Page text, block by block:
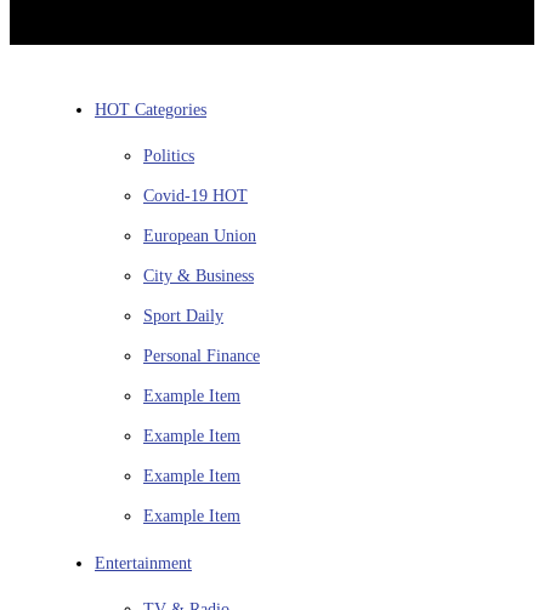
HOT Categories
Politics
Covid-19 HOT
European Union
City & Business
Sport Daily
Personal Finance
Example Item
Example Item
Example Item
Example Item
Entertainment